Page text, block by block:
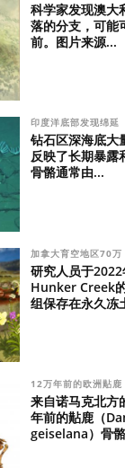
科学家发现澳大
落的分支，可能
前。图片来源...
印度洋底部发现绵延
钻石区深海底大
反映了长期暴露
骨骼通常由...
加拿大育空地区70万
研究人员于
Hunker Creek
组保存在永久冻
12万年前的欧洲黇鹿
来自诺马克北方
年前的黇鹿（
geiselana）骨